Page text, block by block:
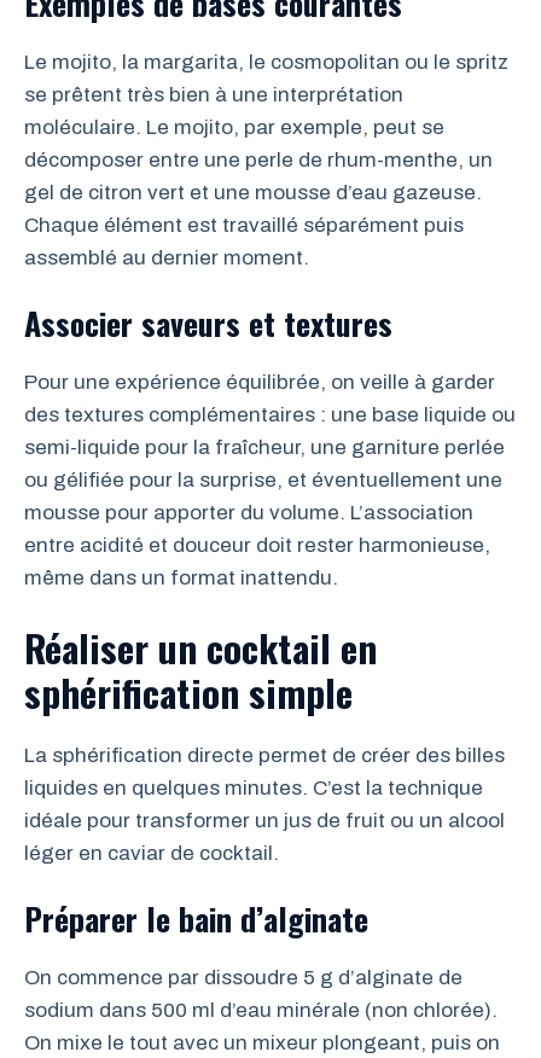
Le mojito, la margarita, le cosmopolitan ou le spritz
se prêtent très bien à une interprétation
moléculaire. Le mojito, par exemple, peut se
décomposer entre une perle de rhum-menthe, un
gel de citron vert et une mousse d’eau gazeuse.
Chaque élément est travaillé séparément puis
assemblé au dernier moment.
Associer saveurs et textures
Pour une expérience équilibrée, on veille à garder
des textures complémentaires : une base liquide ou
semi-liquide pour la fraîcheur, une garniture perlée
ou gélifiée pour la surprise, et éventuellement une
mousse pour apporter du volume. L’association
entre acidité et douceur doit rester harmonieuse,
même dans un format inattendu.
Réaliser un cocktail en
sphérification simple
La sphérification directe permet de créer des billes
liquides en quelques minutes. C’est la technique
idéale pour transformer un jus de fruit ou un alcool
léger en caviar de cocktail.
Préparer le bain d’alginate
On commence par dissoudre 5 g d’alginate de
sodium dans 500 ml d’eau minérale (non chlorée).
On mixe le tout avec un mixeur plongeant, puis on